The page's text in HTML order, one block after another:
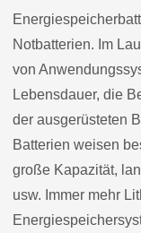
Notbatterien. Im
von
Lebensdauer, die
der ausgerüsteten
Batterien weisen
große Kapazität,
usw. Immer mehr